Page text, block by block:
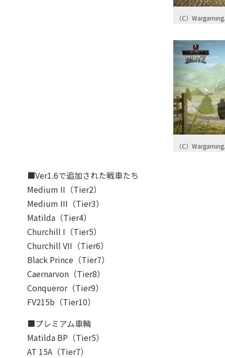
（C）
（C）
■Ver1.6で追加された戦車たち
Medium II（Tier2）
Medium III（Tier3）
Matilda（Tier4）
Churchill I（Tier5）
Churchill VII（Tier6）
Black Prince（Tier7）
Caernarvon（Tier8）
Conqueror（Tier9）
FV215b（Tier10）
■プレミアム車輌
Matilda BP（Tier5）
AT 15A（Tier7）